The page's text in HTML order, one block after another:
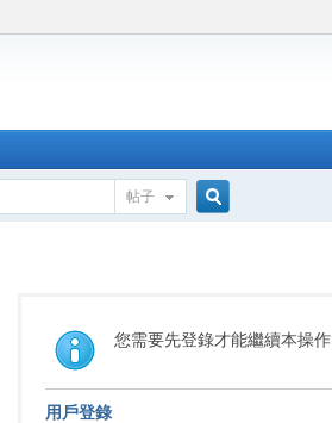
帖子
索
您需要先登錄才能繼續本操作
用戶登錄